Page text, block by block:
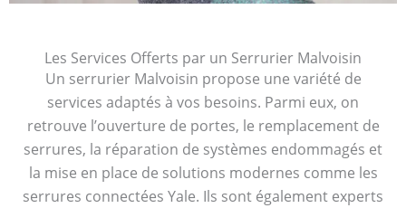
Les Services Offerts par un Serrurier Malvoisin
Un serrurier Malvoisin propose une variété de
services adaptés à vos besoins. Parmi eux, on
retrouve l’ouverture de portes, le remplacement de
serrures, la réparation de systèmes endommagés et
la mise en place de solutions modernes comme les
serrures connectées Yale. Ils sont également experts